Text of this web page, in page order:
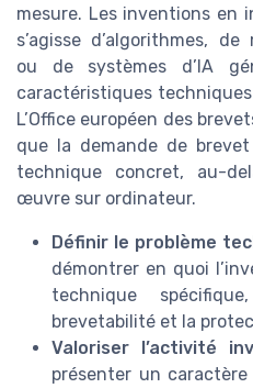
mesure. Les inventions en
s’agisse d’algorithmes,
ou de systèmes d’IA
caractéristiques
L’Office européen des
que la demande de
technique concret, au-
œuvre sur ordinateur.
Définir le problème
démontrer en quoi
technique
brevetabilité et la
Valoriser l’activité
présenter un